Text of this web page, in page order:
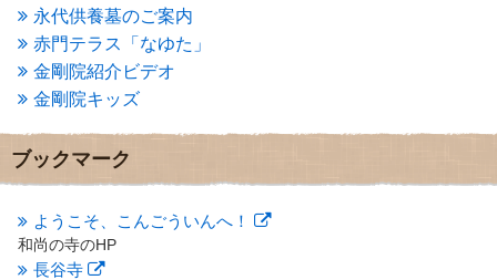
2013年5月(13)
2013年4月(1)
2013年3月 (4)
2013年2月(6)
2013年1月(6)
2012年12月(7)
2012年11月(7)
2012年10月
2012年8月
(9)
2012年7月(10)
2012年6月
永代供養墓のご案内
赤門テラス「なゆた」
金剛院紹介ビデオ
金剛院キッズ
ブックマーク
ようこそ、こんごういんへ！
和尚の寺のHP
長谷寺